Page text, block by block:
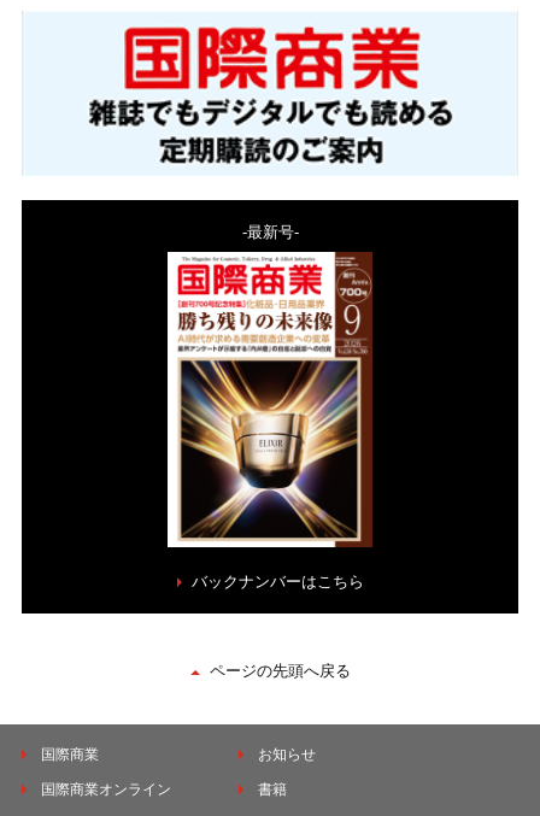
-最新号-
バックナンバーはこちら
ページの先頭へ戻る
国際商業
国際商業オンライン
お知らせ
書籍